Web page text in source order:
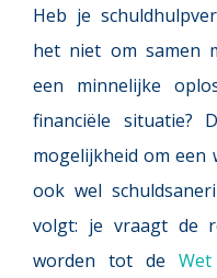
Heb je
het niet om samen
een minnelijke
financiële
mogelijkheid om
ook wel
volgt: je vraagt de
worden tot de